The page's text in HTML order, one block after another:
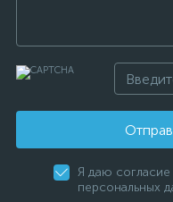
Я даю
персональных